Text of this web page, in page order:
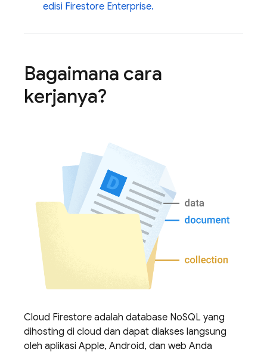
edisi Firestore Enterprise.
Bagaimana cara
kerjanya?
Cloud Firestore adalah database NoSQL yang
dihosting di cloud dan dapat diakses langsung
oleh aplikasi Apple, Android, dan web Anda